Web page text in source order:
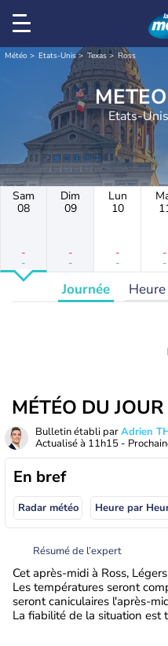
Météo Etats-Unis Texas Ross
Etats-
Sam
08
-
-
Dim
09
-
-
Lun
10
-
-
-
-
Journée
MÉTÉO DU JOUR
Bulletin établi parAdrien
Actualisé à 11h15 -
En bref
Radar météo Heure par
Résumé de l’expert
Cet après-midi à Ross,
Les températures seront
seront caniculaires l'après-
La fiabilité de la situation est